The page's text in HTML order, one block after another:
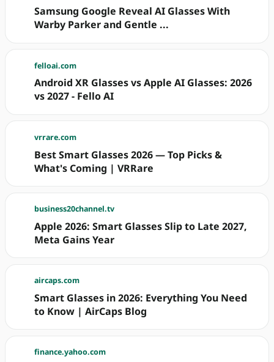
Samsung Google Reveal AI Glasses With
Warby Parker and Gentle ...
felloai.com
Android XR Glasses vs Apple AI Glasses: 2026
vs 2027 - Fello AI
vrrare.com
Best Smart Glasses 2026 — Top Picks &
What's Coming | VRRare
business20channel.tv
Apple 2026: Smart Glasses Slip to Late 2027,
Meta Gains Year
aircaps.com
Smart Glasses in 2026: Everything You Need
to Know | AirCaps Blog
finance.yahoo.com